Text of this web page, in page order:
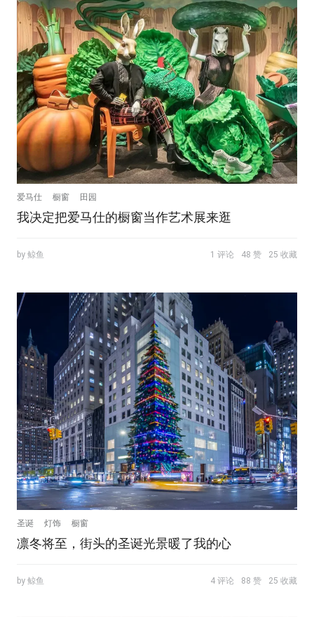
爱马仕 橱窗 田园
我决定把爱马仕的橱窗当作艺术展来逛
by 鲸鱼 1 评论 48 赞 25 收藏
圣诞 灯饰 橱窗
凛冬将至，街头的圣诞光景暖了我的心
by 鲸鱼 4 评论 88 赞 25 收藏